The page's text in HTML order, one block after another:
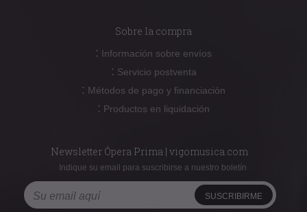
Sobre la compra
: Información sobre envíos
: Servicio postventa
: Métodos de pago y financiación
: Productos en liquidación
Newsletter Ópera Prima | vigomusica.com
Indique su email para suscribirse a nuestro boletín